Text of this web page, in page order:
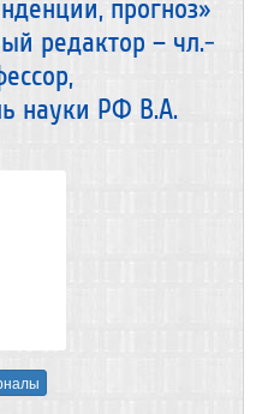
прогноз»
редактор – чл.-
науки РФ В.А.